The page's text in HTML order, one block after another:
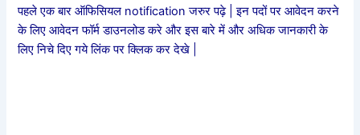
पहले एक बार ऑफिसियल notification जरुर पढ़े | इन पदों पर आवेदन करने
के लिए आवेदन फॉर्म डाउनलोड करे और इस बारे में और अधिक जानकारी के
लिए निचे दिए गये लिंक पर क्लिक कर देखे |